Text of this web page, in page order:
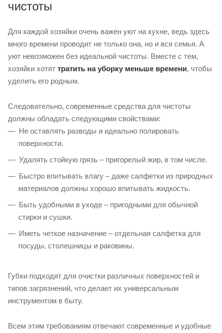
чистоты
Для каждой хозяйки очень важен уют на кухне, ведь здесь
много времени проводит не только она, но и вся семья. А
уют невозможен без идеальной чистоты. Вместе с тем,
хозяйки хотят тратить на уборку меньше времени, чтобы
уделить его родным.
Следовательно, современные средства для чистоты
должны обладать следующими свойствами:
Не оставлять разводы и идеально полировать
поверхности.
Удалять стойкую грязь – пригорелый жир, в том числе.
Быстро впитывать влагу – даже салфетки из природных
материалов должны хорошо впитывать жидкость.
Быть удобными в уходе – пригодными для обычной
стирки и сушки.
Иметь четкое назначение – отдельная салфетка для
посуды, столешницы и раковины.
Губки подходят для очистки различных поверхностей и
типов загрязнений, что делает их универсальным
инструментом в быту.
Всем этим требованиям отвечают современные и удобные